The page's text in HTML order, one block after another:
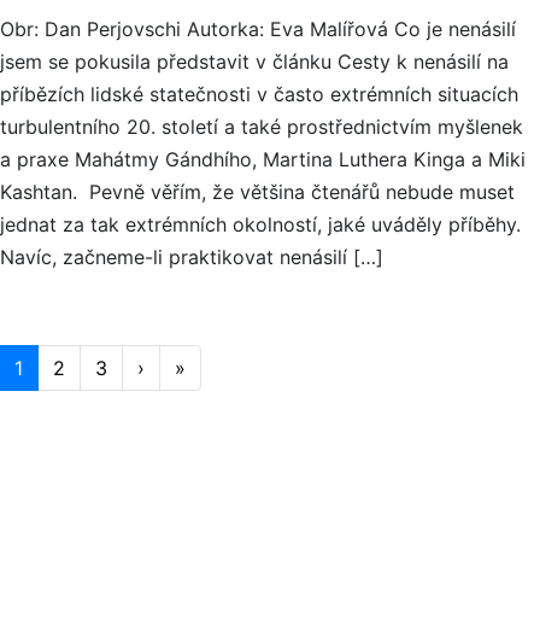
Obr: Dan Perjovschi Autorka: Eva Malířová Co je nenásilí
jsem se pokusila představit v článku Cesty k nenásilí na
příbězích lidské statečnosti v často extrémních situacích
turbulentního 20. století a také prostřednictvím myšlenek
a praxe Mahátmy Gándhího, Martina Luthera Kinga a Miki
Kashtan. Pevně věřím, že většina čtenářů nebude muset
jednat za tak extrémních okolností, jaké uváděly příběhy.
Navíc, začneme-li praktikovat nenásilí […]
Stránkování
Current Page
1 Page
2 Page
3 › »